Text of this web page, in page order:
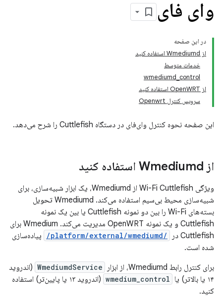
وای فای
در این صفحه
از Wmediumd استفاده کنید
خدمات متوسط
wmediumd_control
از OpenWRT استفاده کنید
سرویس کنترل Openwrt
این صفحه نحوه کنترل وای‌فای در دستگاه Cuttlefish را شرح می‌دهد.
از Wmediumd استفاده کنید
ویژگی Wi-Fi Cuttlefish از Wmediumd، یک ابزار شبیه‌سازی، برای
شبیه‌سازی محیط بی‌سیم استفاده می‌کند. Wmediumd تحویل
بسته‌های Wi-Fi را بین دو نمونه Cuttlefish یا بین یک نمونه
Cuttlefish و یک نمونه OpenWRT مدیریت می‌کند. Wmedium برای
Cuttlefish در
/platform/external/wmediumd/
پیاده‌سازی
شده است.
برای کنترل رابط Wmediumd، از ابزار
WmediumdService (اندروید
۱۴ یا بالاتر) یا
wmedium_control
(اندروید ۱۳ یا پایین‌تر) استفاده
کنید.